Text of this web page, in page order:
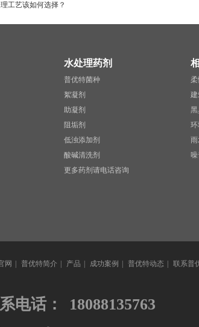
工艺该如何选择？
水处理药剂
普优特菌种
絮凝剂
助凝剂
阻垢剂
低浊添加剂
酸碱清洗剂
更多药剂请电话咨询
黑
雨
噪
网 | 普优特简介 | 产品 | 成功案例 | 普优特动态 | 联系普
电话：
18088135763